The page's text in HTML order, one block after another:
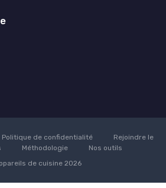
Politique de confidentialité
Rejoindre le
Méthodologie
Nos outils
de cuisine 2026